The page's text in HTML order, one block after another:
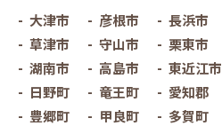
大津市 彦根市 長浜市
草津市
守山市 栗東市
湖南市
高島市 東近江市
日野町
竜王町 愛知郡
豊郷町
甲良町 多賀町